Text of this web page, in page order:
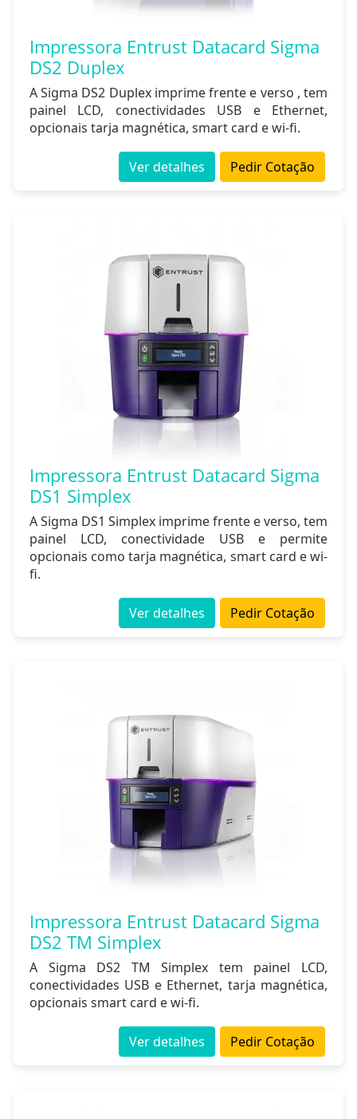
Impressora Entrust Datacard Sigma
DS2 Duplex
A Sigma DS2 Duplex imprime frente e verso , tem
painel LCD, conectividades USB e Ethernet,
opcionais tarja magnética, smart card e wi-fi.
Pedir Cotação
Ver detalhes
Impressora Entrust Datacard Sigma
DS1 Simplex
A Sigma DS1 Simplex imprime frente e verso, tem
painel LCD, conectividade USB e permite
opcionais como tarja magnética, smart card e wi-
fi.
Pedir Cotação
Ver detalhes
Impressora Entrust Datacard Sigma
DS2 TM Simplex
A Sigma DS2 TM Simplex tem painel LCD,
conectividades USB e Ethernet, tarja magnética,
opcionais smart card e wi-fi.
Pedir Cotação
Ver detalhes